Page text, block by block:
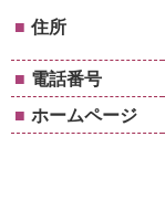
■ 住所
■ 電話番号
■ ホームページ